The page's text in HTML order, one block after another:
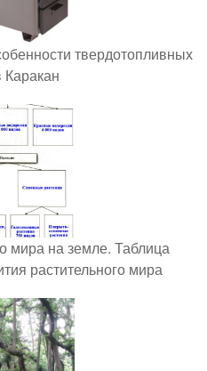
твердотопливных
Каракан
мира на земле. Таблица
растительного мира